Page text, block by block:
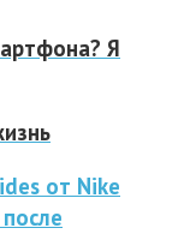
Я
от Nike